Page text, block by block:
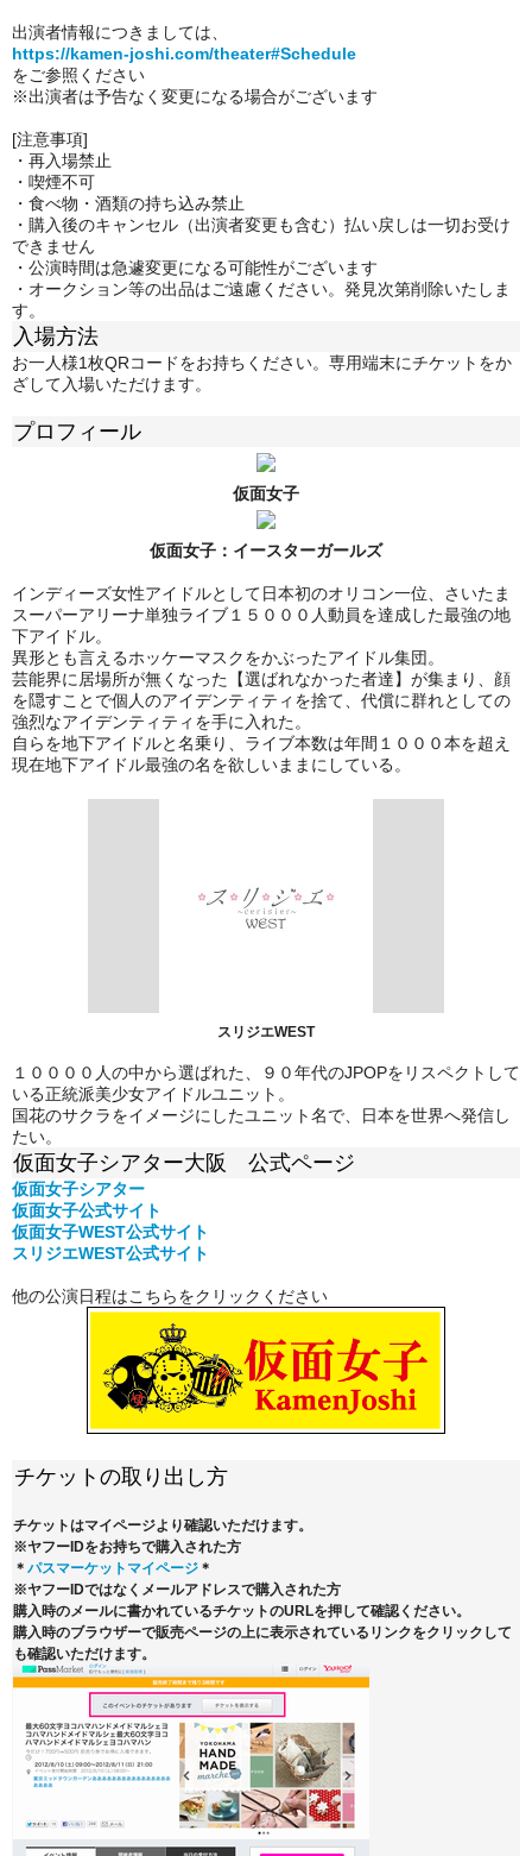
出演者情報につきましては、
https://kamen-joshi.com/theater#Schedule
をご参照ください
※出演者は予告なく変更になる場合がございます
[注意事項]
・再入場禁止
・喫煙不可
・食べ物・酒類の持ち込み禁止
・購入後のキャンセル（出演者変更も含む）払い戻しは一切お受け
できません
・公演時間は急遽変更になる可能性がございます
・オークション等の出品はご遠慮ください。発見次第削除いたしま
す。
入場方法
お一人様1枚QRコードをお持ちください。専用端末にチケットをか
ざして入場いただけます。
プロフィール
仮面女子
仮面女子： イースターガールズ
インディーズ女性アイドルとして日本初のオリコン一位、さいたま
スーパーアリーナ単独ライブ１５０００人動員を達成した最強の地
下アイドル。
異形とも言えるホッケーマスクをかぶったアイドル集団。
芸能界に居場所が無くなった【選ばれなかった者達】が集まり、顔
を隠すことで個人のアイデンティティを捨て、代償に群れとしての
強烈なアイデンティティを手に入れた。
自らを地下アイドルと名乗り、ライブ本数は年間１０００本を超え
現在地下アイドル最強の名を欲しいままにしている。
スリジエWEST
１００００人の中から選ばれた、９０年代のJPOPをリスペクトして
いる正統派美少女アイドルユニット。
国花のサクラをイメージにしたユニット名で、日本を世界へ発信し
たい。
仮面女子シアター大阪 公式ページ
仮面女子シアター
仮面女子公式サイト
仮面女子WEST公式サイト
スリジエWEST公式サイト
他の公演日程はこちらをクリックください
チケットの取り出し方
チケットはマイページより確認いただけます。
※ヤフーIDをお持ちで購入された方
＊ パスマーケットマイページ ＊
※ヤフーIDではなくメールアドレスで購入された方
購入時のメールに書かれているチケットのURLを押して確認ください。
購入時のブラウザーで販売ページの上に表示されているリンクをクリックして
も確認いただけます。